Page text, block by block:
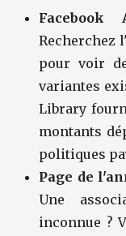
Facebook
Recherchez
pour voir
variantes
Library
montants
politiques
Page de
Une
inconnue ?